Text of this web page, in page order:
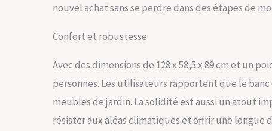
nouvel achat sans se perdre dans des étapes de
Confort et robustesse
Avec des dimensions de 128 x 58,5 x 89 cm et un
personnes. Les utilisateurs rapportent que le
meubles de jardin. La solidité est aussi un atout
résister aux aléas climatiques et offrir une longue